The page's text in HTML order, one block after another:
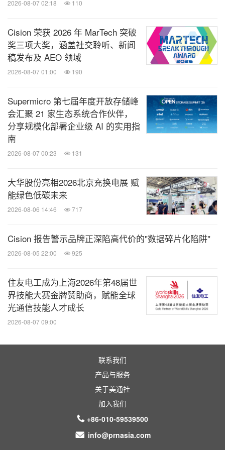
效联动的工业AI新生态。同期，西门子Xcelerator
平台营销智能体Xplorer。该智能体通过与客户的
交互，引导并精准识别需求要点，基于行业知识与
案例库推荐适合的解决方案组合，并可从各个维度
能交互体验，辅助客户选品采购决策流程。
Xplorer同时为商家提供可训练的智能导购与客服
功能，帮助商家对其上架商品进一步提升生成式引
擎优化，更好服务客户的同时挖掘更多销售商机。
西门子始终致力于以科技赋能可持续发展，并持续壮
大绿色生态圈。在本次进博会上，西门子将在现场颁
发第三届"零碳先锋奖"
。2025年正值西门子中国"零
11 家工信部认证的国家级绿色工厂，帮助上万家客
加速减碳，持续以实际行动兑现对中国可持续发展的
长期承诺。
如需了解更多信息，请访问西门子中国网站：
emens.com.cn。
敬请关注西门子中国官方微信"西门子中国"。
如需了解西门子案例故事，请关注西门子故事网站：
www.siemens.com.cn/stories。
关于西门子在中国：
西门子股份公司（总部位于柏林和慕尼黑）是一家专
2026-08-07 02:18 110
Cision 荣获 2026 年 MarTech 突破
奖三项大奖，涵盖社交聆听、新闻
稿发布及 AEO 领域
2026-08-07 01:00 190
Supermicro 第七届年度开放存储峰
会汇聚 21 家生态系统合作伙伴，
分享规模化部署企业级 AI 的实用指
南
2026-08-07 00:23 131
大华股份亮相2026北京充换电展 赋
能绿色低碳未来
2026-08-06 14:46 717
Cision 报告警示品牌正深陷高代价的"数据碎片化陷阱"
2026-08-05 22:00 925
住友电工成为上海2026年第48届世
界技能大赛金牌赞助商，赋能全球
光通信技能人才成长
2026-08-07 09:00
联系我们
产品与服务
关于美通社
加入我们
+86-010-59539500
info@prnasia.com